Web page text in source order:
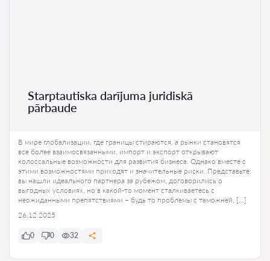
Starptautiska darījuma juridiskā
pārbaude
В мире глобализации, где границы стираются, а рынки становятся
все более взаимосвязанными, импорт и экспорт открывают
колоссальные возможности для развития бизнеса. Однако вместе с
этими возможностями приходят и значительные риски. Представьте:
вы нашли идеального партнера за рубежом, договорились о
выгодных условиях, но в какой-то момент сталкиваетесь с
неожиданными препятствиями – будь то проблемы с таможней, […]
26.12.2025
0 0 32